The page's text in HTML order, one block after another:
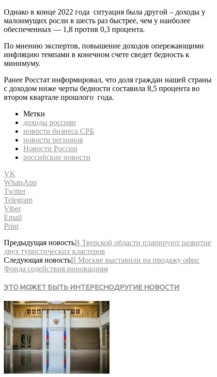
Однако в конце 2022 года ситуация была другой – доходы у
малоимущих росли в шесть раз быстрее, чем у наиболее
обеспеченных — 1,8 против 0,3 процента.
По мнению экспертов, повышение доходов опережающими
инфляцию темпами в конечном счете сведет бедность к
минимуму.
Ранее Росстат информировал, что доля граждан нашей страны
с доходом ниже черты бедности составила 8,5 процента во
втором квартале прошлого года.
Метки
доходы россиян
новости бизнеса СРБ
новости регионов
Новости России
российские новости
VK
WhatsApp
Twitter
Telegram
Viber
Email
Print
Предыдущая новостьВ Тверской области планируют развитие
двух туристических кластеров
Следующая новостьВ Москве выставили на продажу офис
Фонда содействия инновациям
ЭТО МОЖЕТ БЫТЬ ИНТЕРЕСНОДРУГИЕ НОВОСТИ